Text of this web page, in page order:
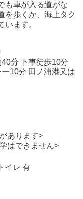
も車が入る道がな
を歩くか、海上タク
います。
分 下車徒歩10分
10分 田ノ浦港又は
あります>
はできません>
イレ 有